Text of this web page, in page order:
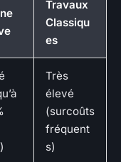
Travaux
Classiqu
es
Très
élevé
(surcoûts
fréquent
s)